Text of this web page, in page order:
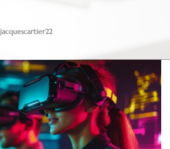
jacquescartier22